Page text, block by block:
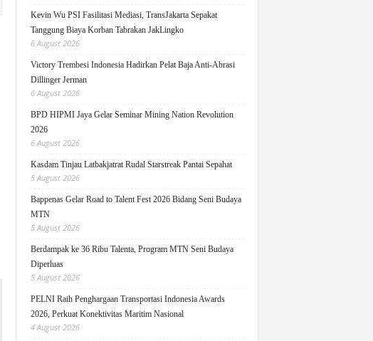
Kevin Wu PSI Fasilitasi Mediasi, TransJakarta Sepakat
Tanggung Biaya Korban Tabrakan JakLingko
6 August 2026
Victory Trembesi Indonesia Hadirkan Pelat Baja Anti-Abrasi
Dillinger Jerman
6 August 2026
BPD HIPMI Jaya Gelar Seminar Mining Nation Revolution
2026
6 August 2026
Kasdam Tinjau Latbakjatrat Rudal Starstreak Pantai Sepahat
5 August 2026
Bappenas Gelar Road to Talent Fest 2026 Bidang Seni Budaya
MTN
5 August 2026
Berdampak ke 36 Ribu Talenta, Program MTN Seni Budaya
Diperluas
5 August 2026
PELNI Raih Penghargaan Transportasi Indonesia Awards
2026, Perkuat Konektivitas Maritim Nasional
4 August 2026